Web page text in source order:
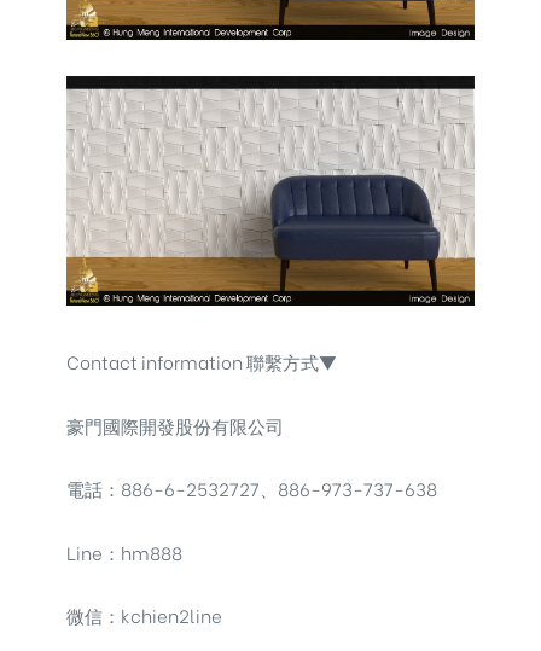
Contact information 聯繫方式▼
豪門國際開發股份有限公司
電話：886-6-2532727、886-973-737-638
Line：hm888
微信：kchien2line